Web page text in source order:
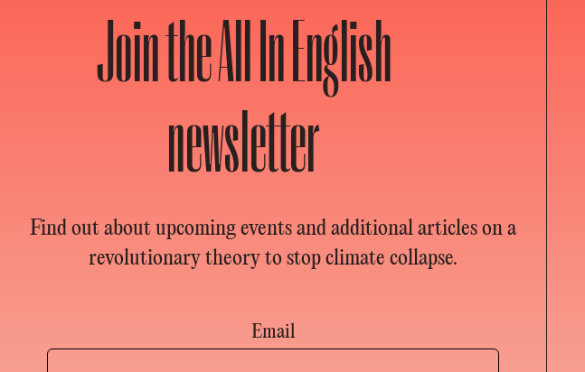
Join the All In English
newsletter
Find out about upcoming events and additional articles on a
revolutionary theory to stop climate collapse.
Email